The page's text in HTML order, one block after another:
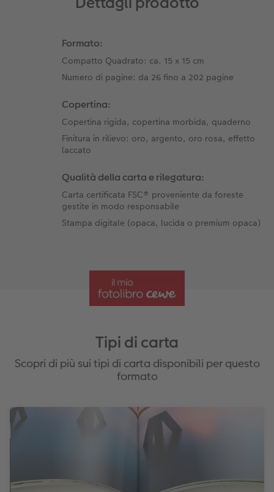
Formato:
Compatto Quadrato: ca. 15 x 15 cm
Numero di pagine: da 26 fino a 202 pagine
Copertina:
Copertina rigida, copertina morbida, quaderno
Finitura in rilievo: oro, argento, oro rosa, effetto
laccato
Qualità della carta e rilegatura:
Carta certificata FSC® proveniente da foreste
gestite in modo responsabile
Stampa digitale (opaca, lucida o premium opaca)
Tipi di carta
Scopri di più sui tipi di carta disponibili per questo
formato